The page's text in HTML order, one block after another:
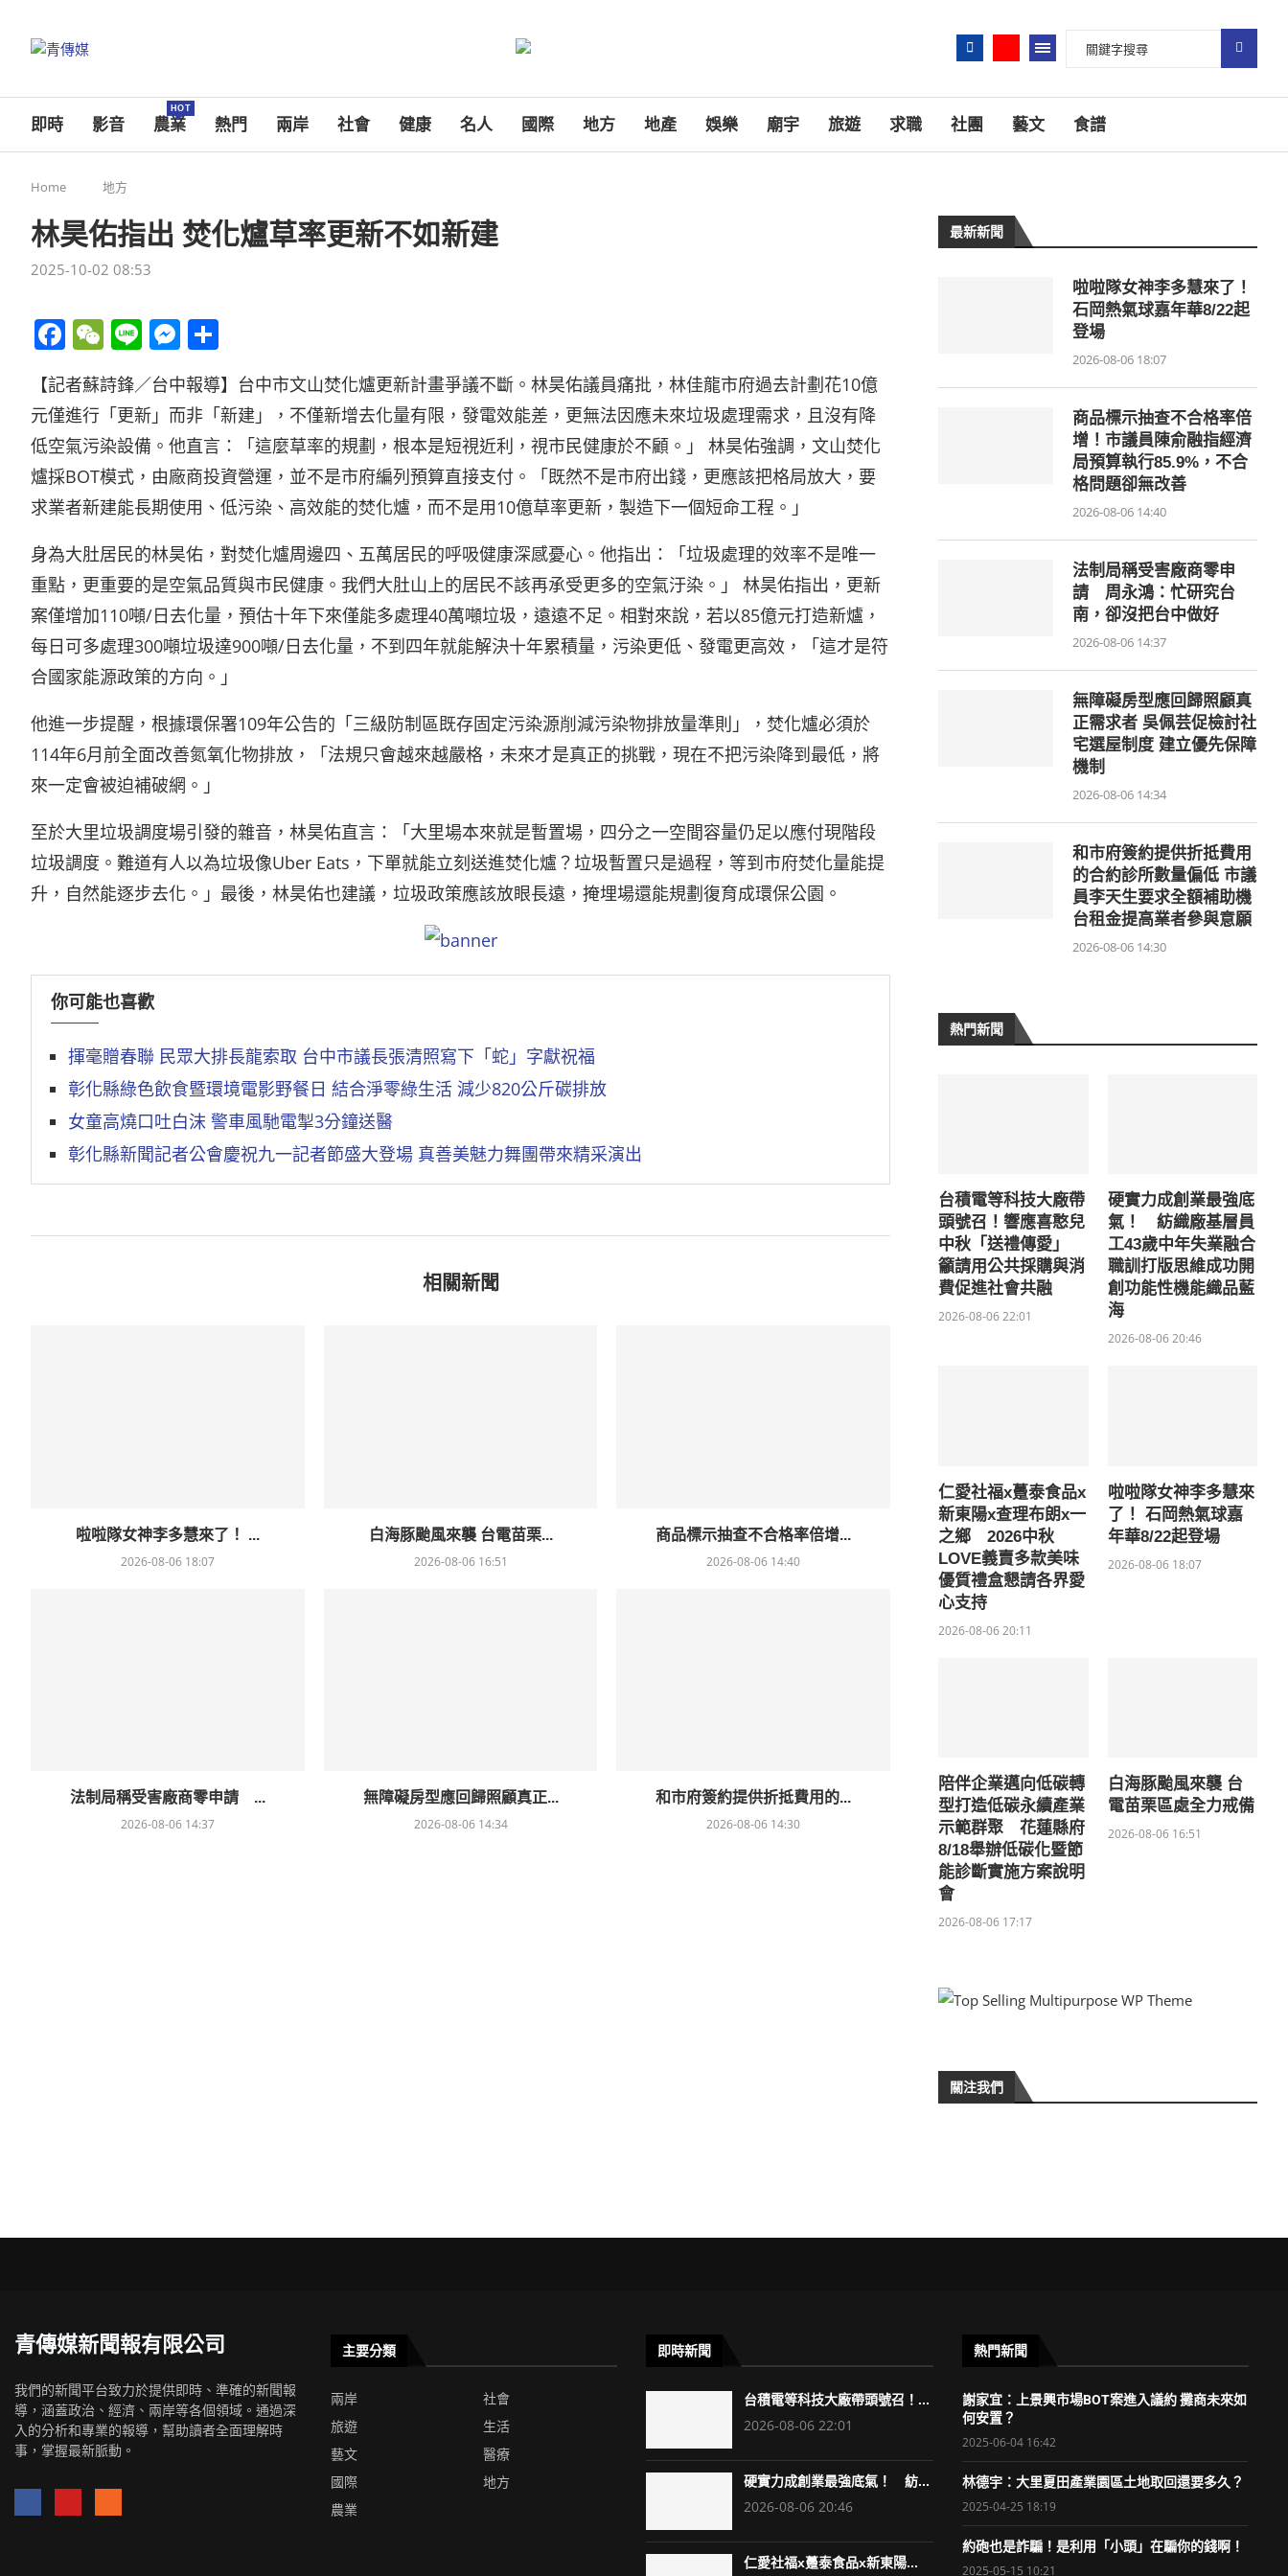
即時 影音 農業
HOT
熱門 兩岸 社會 健康 名人 國際 地方 地產 娛樂 廟宇 旅遊 求職 社團 藝文 食譜
Home 地方
林昊佑指出 焚化爐草率更新不如新建
2025-10-02 08:53
Facebook
WeChat
LineMessenger
享
【記者蘇詩鋒／台中報導】台中市文山焚化爐更新計畫爭議不斷。林昊佑議員痛批，林佳龍市府過去計劃花10億
元僅進行「更新」而非「新建」，不僅新增去化量有限，發電效能差，更無法因應未來垃圾處理需求，且沒有降
低空氣污染設備。他直言：「這麼草率的規劃，根本是短視近利，視市民健康於不顧。」 林昊佑強調，文山焚化
爐採BOT模式，由廠商投資營運，並不是市府編列預算直接支付。「既然不是市府出錢，更應該把格局放大，要
求業者新建能長期使用、低污染、高效能的焚化爐，而不是用10億草率更新，製造下一個短命工程。」
身為大肚居民的林昊佑，對焚化爐周邊四、五萬居民的呼吸健康深感憂心。他指出：「垃圾處理的效率不是唯一
重點，更重要的是空氣品質與市民健康。我們大肚山上的居民不該再承受更多的空氣汙染。」 林昊佑指出，更新
案僅增加110噸/日去化量，預估十年下來僅能多處理40萬噸垃圾，遠遠不足。相對來說，若以85億元打造新爐，
每日可多處理300噸垃圾達900噸/日去化量，不到四年就能解決十年累積量，污染更低、發電更高效，「這才是符
合國家能源政策的方向。」
他進一步提醒，根據環保署109年公告的「三級防制區既存固定污染源削減污染物排放量準則」，焚化爐必須於
114年6月前全面改善氮氧化物排放，「法規只會越來越嚴格，未來才是真正的挑戰，現在不把污染降到最低，將
來一定會被迫補破網。」
至於大里垃圾調度場引發的雜音，林昊佑直言：「大里場本來就是暫置場，四分之一空間容量仍足以應付現階段
垃圾調度。難道有人以為垃圾像Uber Eats，下單就能立刻送進焚化爐？垃圾暫置只是過程，等到市府焚化量能提
升，自然能逐步去化。」最後，林昊佑也建議，垃圾政策應該放眼長遠，掩埋場還能規劃復育成環保公園。
你可能也喜歡
揮毫贈春聯 民眾大排長龍索取 台中市議長張清照寫下「蛇」字獻祝福
彰化縣綠色飲食暨環境電影野餐日 結合淨零綠生活 減少820公斤碳排放
女童高燒口吐白沫 警車風馳電掣3分鐘送醫
彰化縣新聞記者公會慶祝九一記者節盛大登場 真善美魅力舞團帶來精采演出
相關新聞
啦啦隊女神李多慧來了！ ...
2026-08-06 18:07
白海豚颱風來襲 台電苗栗...
2026-08-06 16:51
商品標示抽查不合格率倍增...
2026-08-06 14:40
法制局稱受害廠商零申請 ...
2026-08-06 14:37
無障礙房型應回歸照顧真正...
2026-08-06 14:34
和市府簽約提供折抵費用的...
2026-08-06 14:30
最新新聞
啦啦隊女神李多慧來了！
石岡熱氣球嘉年華8/22起
登場
2026-08-06 18:07
商品標示抽查不合格率倍
增！市議員陳俞融指經濟
局預算執行85.9%，不合
格問題卻無改善
2026-08-06 14:40
法制局稱受害廠商零申
請 周永鴻：忙研究台
南，卻沒把台中做好
2026-08-06 14:37
無障礙房型應回歸照顧真
正需求者 吳佩芸促檢討社
宅選屋制度 建立優先保障
機制
2026-08-06 14:34
和市府簽約提供折抵費用
的合約診所數量偏低 市議
員李天生要求全額補助機
台租金提高業者參與意願
2026-08-06 14:30
熱門新聞
台積電等科技大廠帶
頭號召！響應喜憨兒
中秋「送禮傳愛」
籲請用公共採購與消
費促進社會共融
2026-08-06 22:01
硬實力成創業最強底
氣！ 紡織廠基層員
工43歲中年失業融合
職訓打版思維成功開
創功能性機能織品藍
海
2026-08-06 20:46
仁愛社福x躉泰食品x
新東陽x查理布朗x一
之鄉 2026中秋
LOVE義賣多款美味
優質禮盒懇請各界愛
心支持
2026-08-06 20:11
啦啦隊女神李多慧來
了！ 石岡熱氣球嘉
年華8/22起登場
2026-08-06 18:07
陪伴企業邁向低碳轉
型打造低碳永續產業
示範群聚 花蓮縣府
8/18舉辦低碳化暨節
能診斷實施方案說明
會
2026-08-06 17:17
白海豚颱風來襲 台
電苗栗區處全力戒備
2026-08-06 16:51
關注我們
青傳媒新聞報有限公司
我們的新聞平台致力於提供即時、準確的新聞報
導，涵蓋政治、經濟、兩岸等各個領域。通過深
入的分析和專業的報導，幫助讀者全面理解時
事，掌握最新脈動。
主要分類
兩岸
社會
旅遊
生活
藝文
醫療
國際
地方
農業
即時新聞
台積電等科技大廠帶頭號召！...
2026-08-06 22:01
硬實力成創業最強底氣！ 紡...
2026-08-06 20:46
仁愛社福x躉泰食品x新東陽...
熱門新聞
謝家宜：上景興市場BOT案進入議約 攤商未來如
何安置？
2025-06-04 16:42
林德宇：大里夏田產業園區土地取回還要多久？
2025-04-25 18:19
約砲也是詐騙！是利用「小頭」在騙你的錢啊！
2025-05-15 10:21